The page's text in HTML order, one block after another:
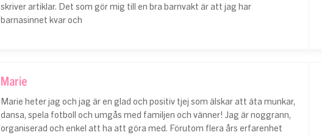
skriver artiklar. Det som gör mig till en bra barnvakt är att jag har
barnasinnet kvar och
Marie
Marie heter jag och jag är en glad och positiv tjej som älskar att äta munkar,
dansa, spela fotboll och umgås med familjen och vänner! Jag är noggrann,
organiserad och enkel att ha att göra med. Förutom flera års erfarenhet